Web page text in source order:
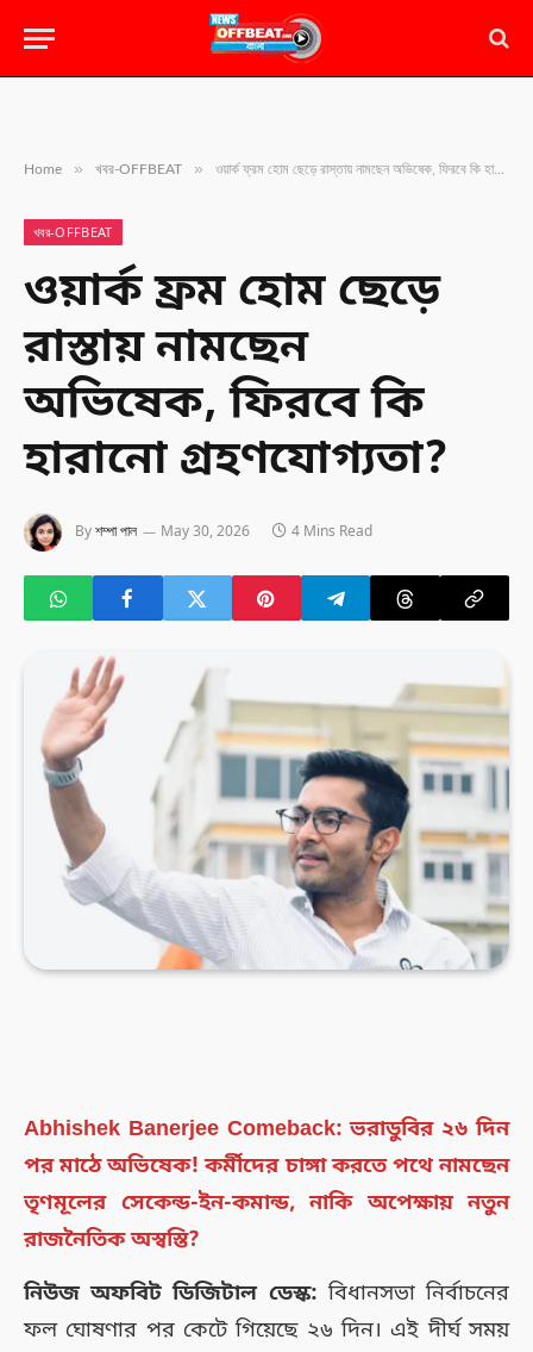
Home » খবর-OFFBEAT » ওয়ার্ক ফ্রম হোম ছেড়ে রাস্তায় নামছেন অভিষেক, ফিরবে কি হারানো গ্রহণযোগ্যতা?
খবর-OFFBEAT
ওয়ার্ক ফ্রম হোম ছেড়ে
রাস্তায় নামছেন
অভিষেক, ফিরবে কি
হারানো গ্রহণযোগ্যতা?
Byশম্পা পাল May 30, 2026 4 Mins Read
Abhishek Banerjee Comeback: ভরাডুবির ২৬ দিন
পর মাঠে অভিষেক! কর্মীদের চাঙ্গা করতে পথে নামছেন
তৃণমূলের সেকেন্ড-ইন-কমান্ড, নাকি অপেক্ষায় নতুন
রাজনৈতিক অস্বস্তি?
নিউজ অফবিট ডিজিটাল ডেস্ক: বিধানসভা নির্বাচনের
ফল ঘোষণার পর কেটে গিয়েছে ২৬ দিন। এই দীর্ঘ সময়